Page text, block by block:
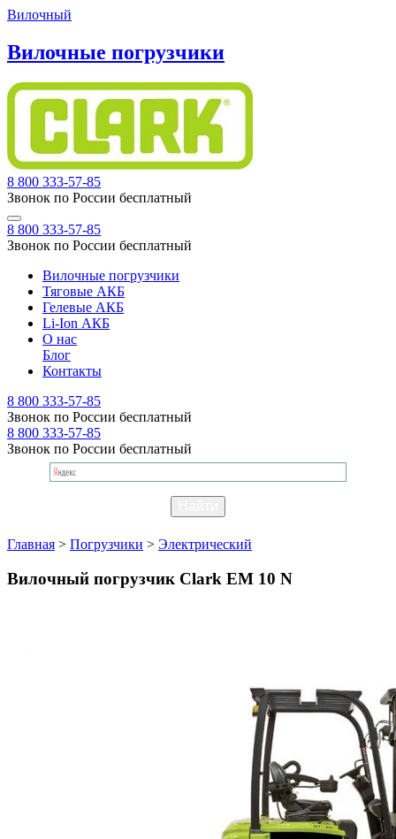
Вилочный
Вилочные погрузчики
8 800 333-57-85
Звонок по России бесплатный
8 800 333-57-85
Звонок по России бесплатный
Вилочные погрузчики
Тяговые АКБ
Гелевые АКБ
Li-Ion АКБ
О нас
Блог
Контакты
8 800 333-57-85
Звонок по России бесплатный
8 800 333-57-85
Звонок по России бесплатный
Главная > Погрузчики > Электрический
Вилочный погрузчик Clark EM 10 N